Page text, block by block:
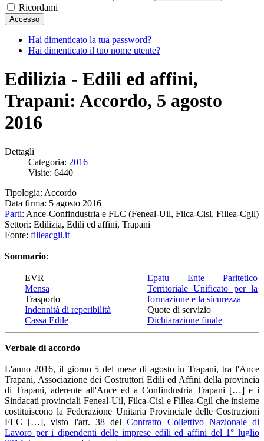
Ricordami
Accesso
Hai dimenticato la tua password?
Hai dimenticato il tuo nome utente?
Edilizia - Edili ed affini,
Trapani: Accordo, 5 agosto
2016
Dettagli
Categoria: 2016
Visite: 6440
Tipologia: Accordo
Data firma: 5 agosto 2016
Parti: Ance-Confindustria e FLC (Feneal-Uil, Filca-Cisl, Fillea-Cgil)
Settori: Edilizia, Edili ed affini, Trapani
Fonte: filleacgil.it
Sommario:
EVR
Mensa
Trasporto
Indennità di reperibilità
Cassa Edile
Epatu Ente Paritetico
Territoriale Unificato per la
formazione e la sicurezza
Quote di servizio
Dichiarazione finale
Verbale di accordo
L'anno 2016, il giorno 5 del mese di agosto in Trapani, tra l'Ance
Trapani, Associazione dei Costruttori Edili ed Affini della provincia
di Trapani, aderente all'Ance ed a Confindustria Trapani […] e i
Sindacati provinciali Feneal-Uil, Filca-Cisl e Fillea-Cgil che insieme
costituiscono la Federazione Unitaria Provinciale delle Costruzioni
FLC […], visto l'art. 38 delContratto Collettivo Nazionale di
Lavoro per i dipendenti delle imprese edili ed affini del 1° luglio